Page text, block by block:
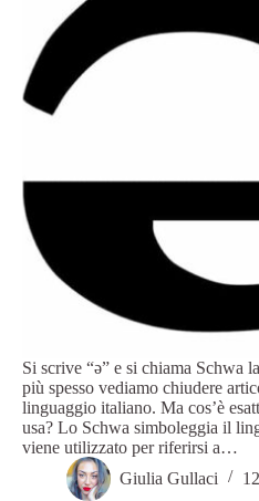
Si scrive “ə” e si chiama Schwa
più spesso vediamo chiudere
linguaggio italiano. Ma cos’è
usa? Lo Schwa simboleggia il
viene utilizzato per riferirsi a…
Giulia Gullaci